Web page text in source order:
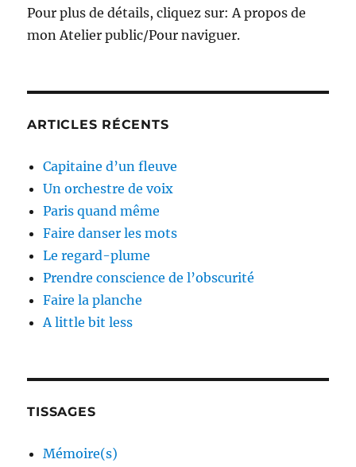
Pour plus de détails, cliquez sur: A propos de
mon Atelier public/Pour naviguer.
ARTICLES RÉCENTS
Capitaine d’un fleuve
Un orchestre de voix
Paris quand même
Faire danser les mots
Le regard-plume
Prendre conscience de l’obscurité
Faire la planche
A little bit less
TISSAGES
Mémoire(s)